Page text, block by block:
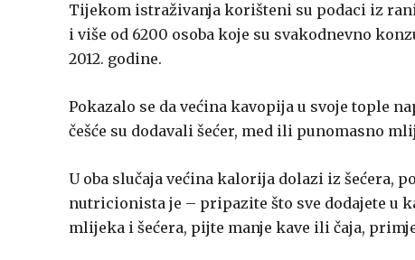
Tijekom istraživanja korišteni su podaci iz
i više od 6200 osoba koje su svakodnevno
2012. godine.
Pokazalo se da većina kavopija u svoje tople
češće su dodavali šećer, med ili punomasno
U oba slučaja većina kalorija dolazi iz šećera,
nutricionista je – pripazite što sve dodajete u
mlijeka i šećera, pijte manje kave ili čaja,